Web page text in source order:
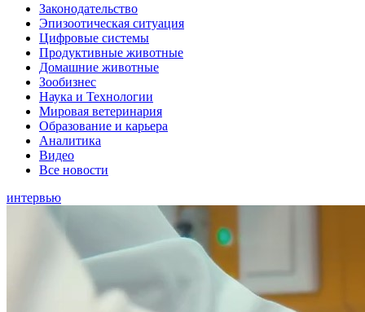
Законодательство
Эпизоотическая ситуация
Цифровые системы
Продуктивные животные
Домашние животные
Зообизнес
Наука и Технологии
Мировая ветеринария
Образование и карьера
Аналитика
Видео
Все новости
интервью